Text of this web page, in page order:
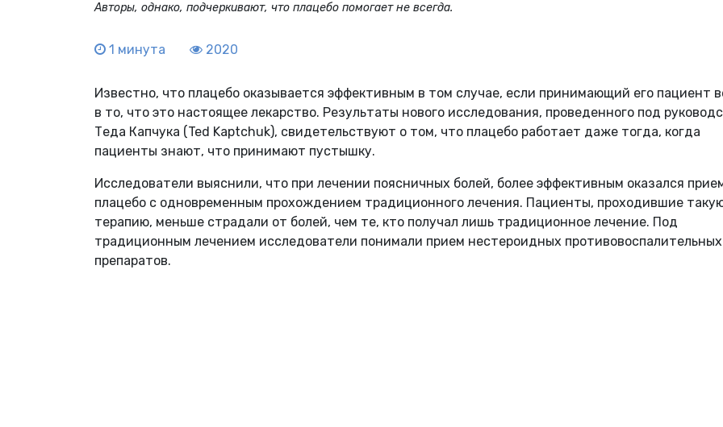
Авторы, однако, подчеркивают, что плацебо помогает не всегда.
1 минута 2020
Известно, что плацебо оказывается эффективным в том случае, если принимающий его пациент
в то, что это настоящее лекарство. Результаты нового исследования, проведенного под
Теда Капчука (Ted Kaptchuk), свидетельствуют о том, что плацебо работает даже тогда, когда
пациенты знают, что принимают пустышку.
Исследователи выяснили, что при лечении поясничных болей, более эффективным оказался
плацебо с одновременным прохождением традиционного лечения. Пациенты, проходившие
терапию, меньше страдали от болей, чем те, кто получал лишь традиционное лечение. Под
традиционным лечением исследователи понимали прием нестероидных противовоспалительных
препаратов.